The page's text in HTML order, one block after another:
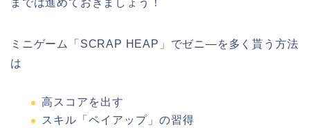
ミニゲーム「SCRAP HEAP」でゼニ―を多く貰う方法
は
高スコアを出す
スキル「ペイアップ」の習得